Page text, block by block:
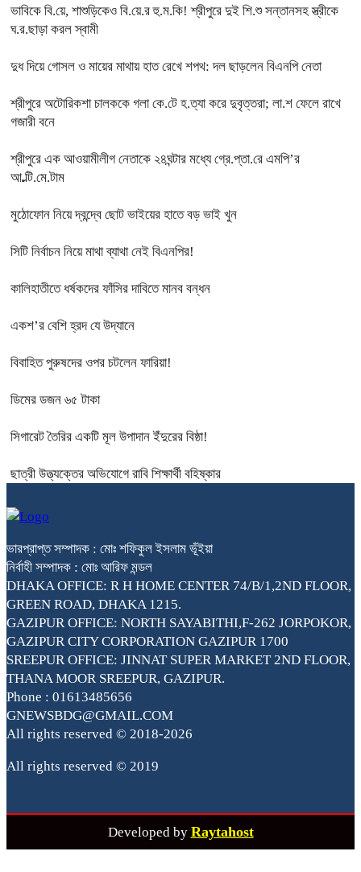
ভাবিকে বি.য়ে, শাশুড়িকেও বি.য়ে.র হু.ম.কি! শ্রীপুরে দুই শি.শু সন্তানসহ স্ত্রীকে
ঘ.র.ছাড়া করল স্বামী
দুধ দিয়ে গোসল ও মায়ের মাথায় হাত রেখে শপথ: দল ছাড়লেন বিএনপি নেতা
শ্রীপুরে অটোরিকশা চালককে গলা কে.টে হ.ত্যা করে দুবৃত্তরা; লা.শ ফেলে রাখে
গজারী বনে
শ্রীপুরে এক আওয়ামীলীগ নেতাকে ২৪ঘন্টার মধ্যে গ্রে.প্তা.রে এমপি’র
আ.ল্টি.মে.টাম
মুঠোফোন নিয়ে দ্বন্দ্বে ছোট ভাইয়ের হাতে বড় ভাই খুন
সিটি নির্বাচন নিয়ে মাথা ব্যাথা নেই বিএনপির!
কালিহাতীতে ধর্ষকদের ফাঁসির দাবিতে মানব বন্ধন
একশ’র বেশি হ্রদ যে উদ্যানে
বিবাহিত পুরুষদের ওপর চটলেন ফারিয়া!
ডিমের ডজন ৬৫ টাকা
সিগারেট তৈরির একটি মূল উপাদান ইঁদুরের বিষ্ঠা!
ছাত্রী উত্ত্যক্তের অভিযোগে রাবি শিক্ষার্থী বহিষ্কার
ভারপ্রাপ্ত সম্পাদক : মোঃ শফিকুল ইসলাম ভূঁইয়া
নির্বাহী সম্পাদক : মোঃ আরিফ মন্ডল
DHAKA OFFICE: R H HOME CENTER 74/B/1,2ND FLOOR,
GREEN ROAD, DHAKA 1215.
GAZIPUR OFFICE: NORTH SAYABITHI,F-262 JORPOKOR,
GAZIPUR CITY CORPORATION GAZIPUR 1700
SREEPUR OFFICE: JINNAT SUPER MARKET 2ND FLOOR,
THANA MOOR SREEPUR, GAZIPUR.
Phone : 01613485656
GNEWSBDG@GMAIL.COM
All rights reserved © 2018-2026
All rights reserved © 2019
Developed by Raytahost